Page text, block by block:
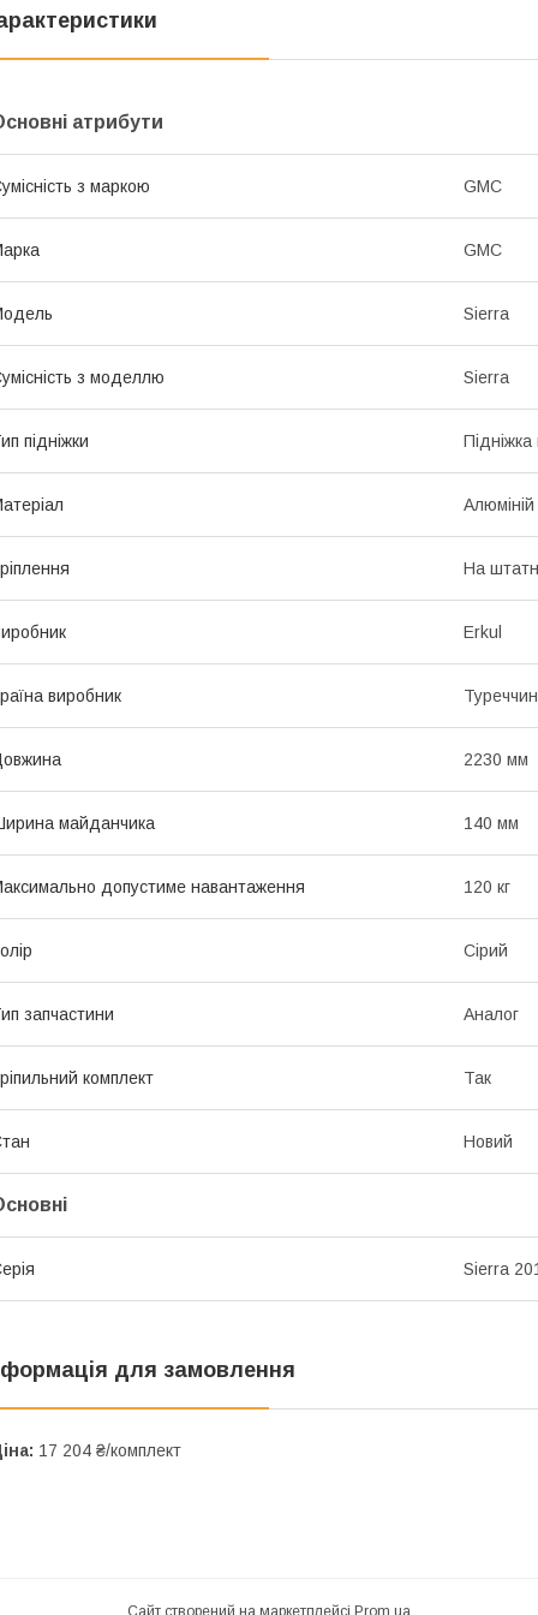
атрибути
з маркою GMC
GMC
Sierra
з моделлю Sierra
підніжки
Алюміній
На
Erkul
виробник
2230 мм
майданчика 140 мм
допустиме навантаження 120 кг
Сірий
запчастини Аналог
комплект Так
Новий
Sierra
для замовлення
17 204 ₴/комплект
Сайт створений на маркетплейсі Prom.ua